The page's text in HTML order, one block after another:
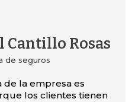
Cantillo Rosas
de seguros
de la empresa es
los clientes tienen